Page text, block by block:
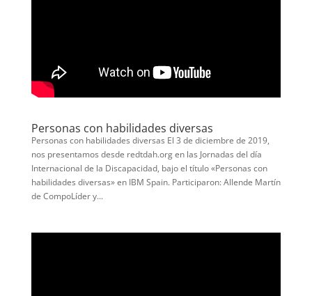
Personas con habilidades diversas
Personas con habilidades diversas El 3 de diciembre de 2019,
nos presentamos desde redtdah.org en las Jornadas del día
Internacional de la Discapacidad, bajo el título «Personas con
habilidades diversas» en IBM Spain. Participaron: Allende Martín
de CompoLíder y...